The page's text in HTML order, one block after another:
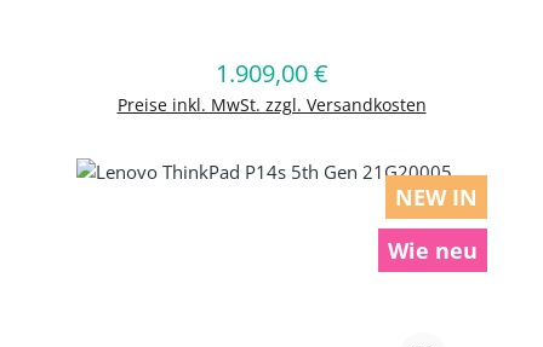
Regulärer Preis:
1.909,00 €
Preise inkl. MwSt. zzgl. Versandkosten
In den Warenkorb
NEW IN
Wie neu